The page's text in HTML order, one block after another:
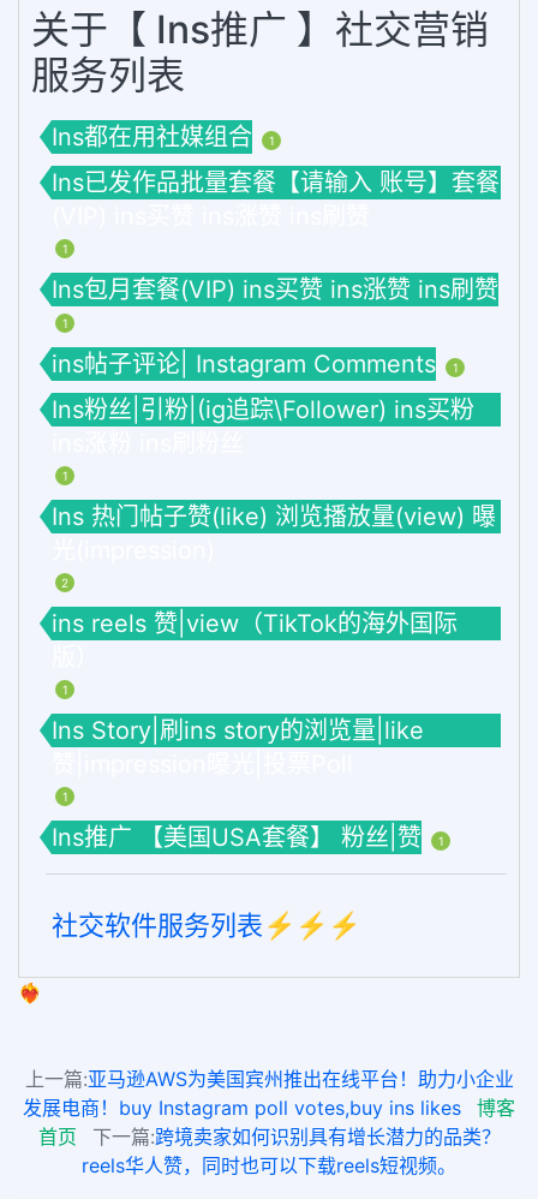
关于【 Ins推广 】社交营销
服务列表
Ins都在用社媒组合 1
Ins已发作品批量套餐【请输入 账号】套餐
1
Ins包月套餐(VIP) ins买赞 ins涨赞 ins刷赞
1
ins帖子评论| Instagram Comments 1
Ins粉丝|引粉|(ig追踪\Follower) ins买粉
1
Ins 热门帖子赞(like) 浏览播放量(view) 曝
2
ins reels 赞|view（TikTok的海外国际
1
Ins Story|刷ins story的浏览量|like
1
Ins推广 【美国USA套餐】 粉丝|赞 1
社交软件服务列表⚡️⚡️⚡️
❤️‍🔥
上一篇:亚马逊AWS为美国宾州推出在线平台！助力小企业
发展电商！buy Instagram poll votes,buy ins likes
博客
首页
下一篇:跨境卖家如何识别具有增长潜力的品类？
reels华人赞，同时也可以下载reels短视频。